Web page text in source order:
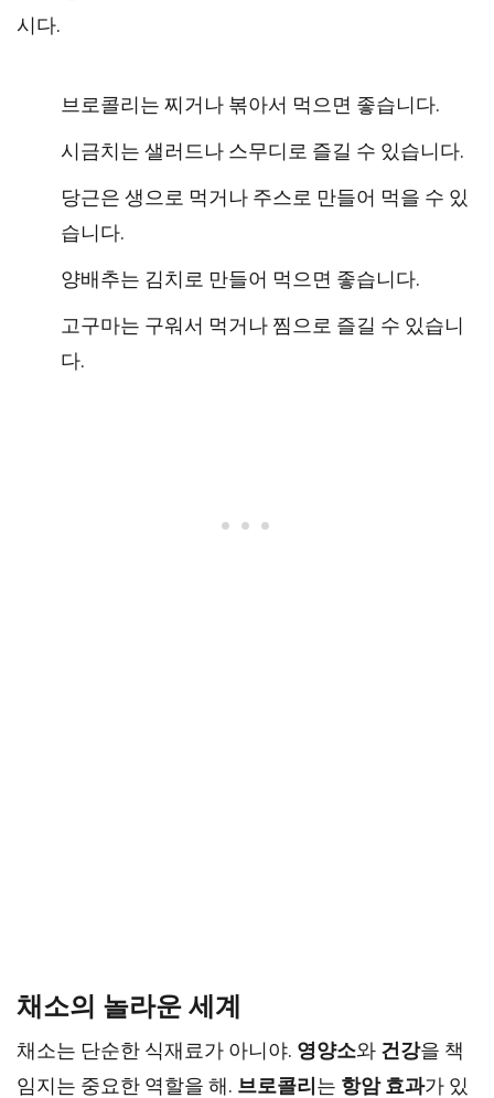
시다.
브로콜리는 찌거나 볶아서 먹으면 좋습니다.
시금치는 샐러드나 스무디로 즐길 수 있습니다.
당근은 생으로 먹거나 주스로 만들어 먹을 수 있
습니다.
양배추는 김치로 만들어 먹으면 좋습니다.
고구마는 구워서 먹거나 찜으로 즐길 수 있습니
다.
채소의 놀라운 세계
채소는 단순한 식재료가 아니야. 영양소와 건강을 책
임지는 중요한 역할을 해. 브로콜리 는 항암 효과가 있